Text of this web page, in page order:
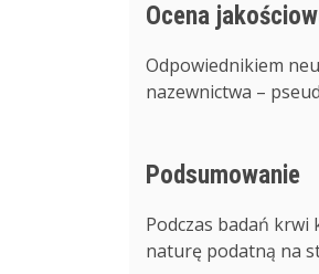
Ocena
Odpowiednikiem
nazewnictwa –
Podsumowanie
Podczas badań krwi
naturę podatną na